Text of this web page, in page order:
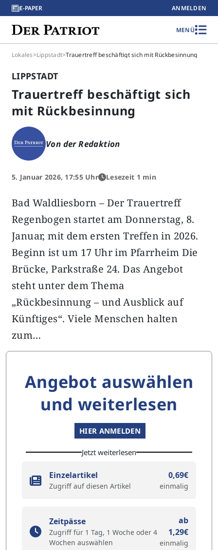
E-PAPER ANMELDEN
MENÜ
Lokales>Lippstadt>Trauertreff beschäftigt sich mit Rückbesinnung
LIPPSTADT
Trauertreff beschäftigt sich
mit Rückbesinnung
Von der Redaktion
5. Januar 2026, 17:55 Uhr Lesezeit 1 min
Bad Waldliesborn – Der Trauertreff
Regenbogen startet am Donnerstag, 8.
Januar, mit dem ersten Treffen in 2026.
Beginn ist um 17 Uhr im Pfarrheim Die
Brücke, Parkstraße 24. Das Angebot
steht unter dem Thema
„Rückbesinnung – und Ausblick auf
Künftiges“. Viele Menschen halten
zum…
Angebot auswählen
und weiterlesen
HIER ANMELDEN
Jetzt weiterlesen
Einzelartikel
Zugriff auf diesen Artikel
0,69€
einmalig
Zeitpässe
Zugriff für 1 Tag, 1 Woche oder 4
Wochen auswählen
ab
1,29€
einmalig